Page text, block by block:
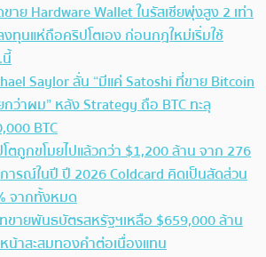
าย Hardware Wallet ในรัสเซียพุ่งสูง 2 เท่า
ทุนแห่ถือคริปโตเอง ก่อนกฎใหม่เริ่มใช้
Saylor ลั่น “มีแค่ Satoshi ที่ขาย Bitcoin
ว่าผม” หลัง Strategy ถือ BTC ทะลุ
BTC
ตถูกขโมยไปแล้วกว่า $1,200 ล้าน จาก 276
ารณ์ในปี ปี 2026 Coldcard คิดเป็นสัดส่วน
จากทั้งหมด
ขายพันธบัตรสหรัฐฯเหลือ $659,000 ล้าน
น้าสะสมทองคำต่อเนื่องแทน